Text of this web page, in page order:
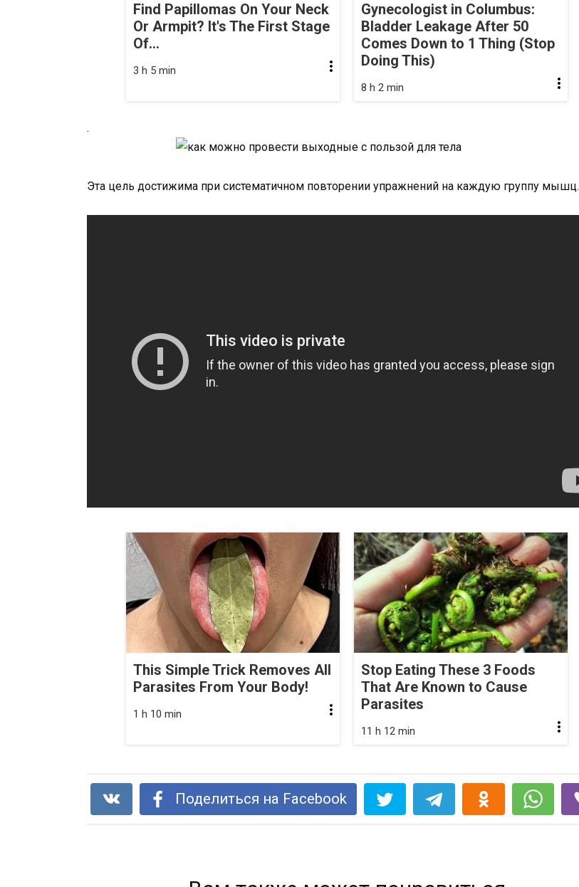
Find Papillomas On Your Neck
Or Armpit? It's The First Stage
Of...
3 h 5 min
Gynecologist in Columbus:
Bladder Leakage After 50
Comes Down to 1 Thing (Stop
Doing This)
8 h 2 min
.
Эта цель достижима при систематичном повторении упражнений на каждую группу мышц.
This Simple Trick Removes All
Parasites From Your Body!
1 h 10 min
Stop Eating These 3 Foods
That Are Known to Cause
Parasites
11 h 12 min
Поделиться на Facebook